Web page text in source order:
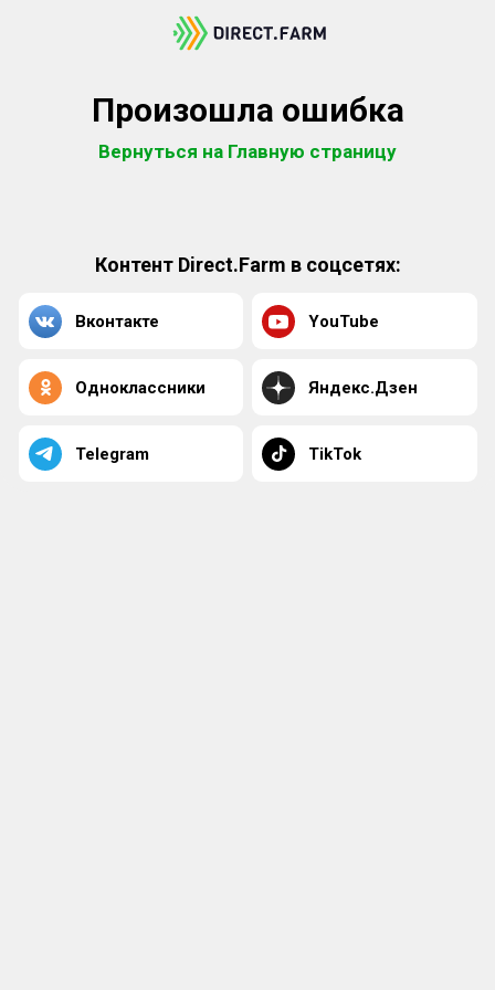
Произошла ошибка
Вернуться на Главную страницу
Контент Direct.Farm в соцсетях:
Вконтакте YouTube
Одноклассники Яндекс.Дзен
Telegram TikTok